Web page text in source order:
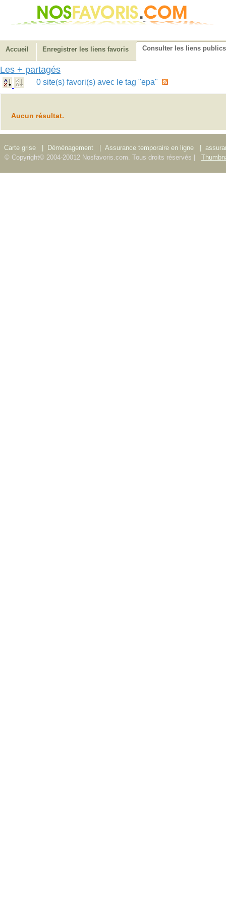
Accueil Enregistrer les liens favoris Consulter les liens publics
Les + partagés
0 site(s) favori(s) avec le tag "epa"
Aucun résultat.
Carte grise Déménagement Assurance temporaire en ligne
© Copyright© 2004-20012 Nosfavoris.com. Tous droits réservés |